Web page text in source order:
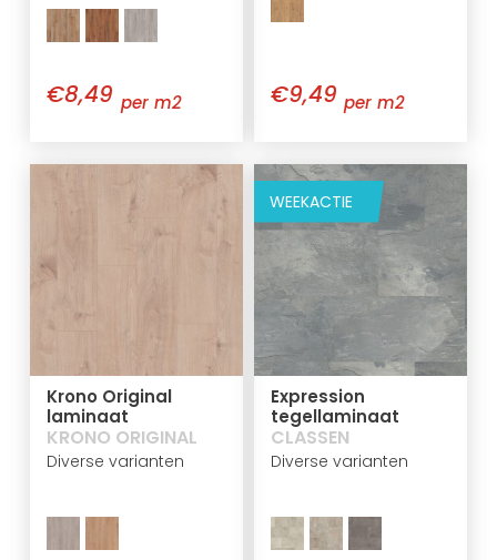
€8,49 per m2 €9,49 per m2
Krono Original
laminaat
KRONO ORIGINAL
Diverse varianten
WEEKACTIE
Expression
tegellaminaat
CLASSEN
Diverse varianten